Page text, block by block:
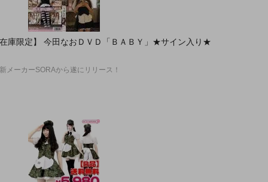
庫限定】 今田なおＤＶＤ「ＢＡＢＹ」★サイン入り★
メーカーSORAから遂にリリース！